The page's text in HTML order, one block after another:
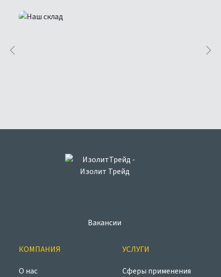
Вакансии
КОМПАНИЯ
О нас
УСЛУГИ
Сферы применения